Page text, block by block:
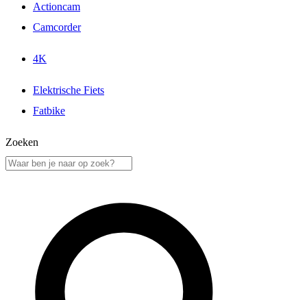
Actioncam
Camcorder
4K
Elektrische Fiets
Fatbike
Zoeken